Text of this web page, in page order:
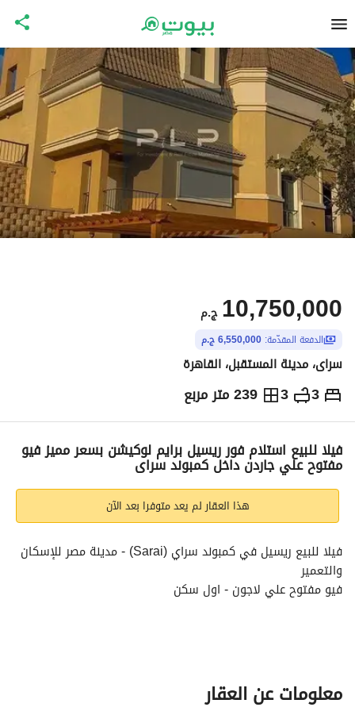
ج.م 10,750,000
الدفعة المقدّمة: 6,550,000 ج.م
سراى، مدينة المستقبل، القاهرة
3
3 239 متر مربع ج.م10,750,000
التفاصيل الاتجاهات والمؤشرات رهن عقاري
فيلا للبيع استلام فور ريسيل برايم لوكيشن بسعر مميز فيو
مفتوح علي جاردن داخل كمبوند سراى
هذا العقار لم يعد متوفرا بعد الآن
والتعمير
فيو مفتوح علي لاجون - اول سكن
تفاصيل الوحدة:
المساحة المبنية: 239 متر مربع.
معلومات عن العقار